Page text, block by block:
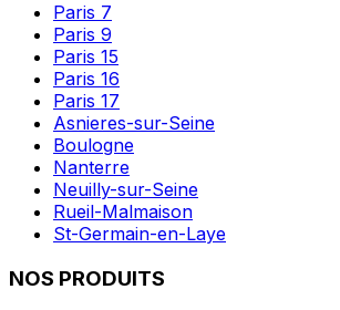
Paris 7
Paris 9
Paris 15
Paris 16
Paris 17
Asnieres-sur-Seine
Boulogne
Nanterre
Neuilly-sur-Seine
Rueil-Malmaison
St-Germain-en-Laye
NOS PRODUITS